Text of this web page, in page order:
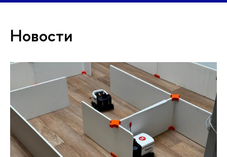
Новости